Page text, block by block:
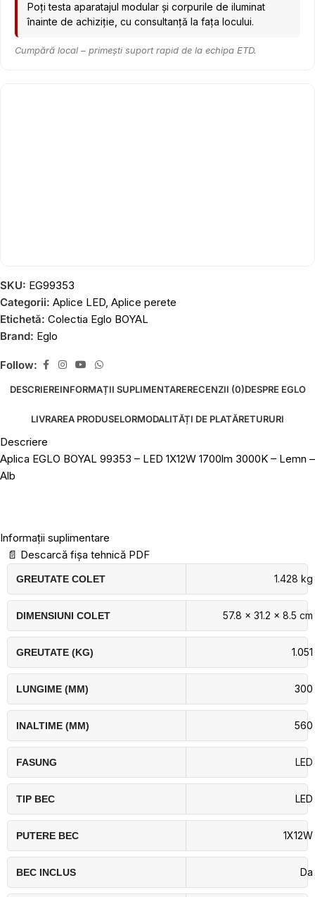
Poți testa aparatajul modular și corpurile de iluminat
înainte de achiziție, cu consultanță la fața locului.
Cumpără local – primești suport rapid de la echipa ETD.
SKU: EG99353
Categorii: Aplice LED, Aplice perete
Etichetă: Colectia Eglo BOYAL
Brand: Eglo
Follow:
DESCRIEREINFORMAȚII SUPLIMENTARERECENZII (0)DESPRE EGLO
LIVRAREA PRODUSELORMODALITĂȚI DE PLATĂRETURURI
Descriere
Aplica EGLO BOYAL 99353 – LED 1X12W 1700lm 3000K – Lemn –
Alb
Informații suplimentare
📄 Descarcă fișa tehnică PDF
GREUTATE COLET 1.428 kg
DIMENSIUNI COLET 57.8 × 31.2 × 8.5 cm
GREUTATE (KG) 1.051
LUNGIME (MM) 300
INALTIME (MM) 560
FASUNG LED
TIP BEC LED
PUTERE BEC 1X12W
BEC INCLUS Da